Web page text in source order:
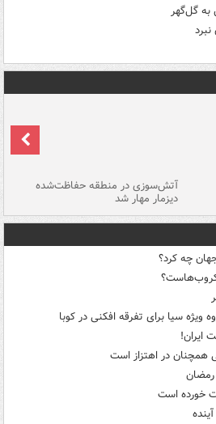
به گل‌گهر
آتش‌سوزی در منطقه حفاظت‌شده
دیزمار مهار شد
چه کرد؟
ویژه سیا برای تفرقه افکنی در کوبا
ایران!
همچنان در اهتزاز است
رمضان
خورده است